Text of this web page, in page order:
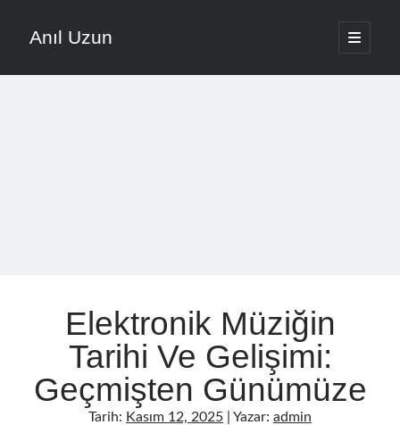
Anıl Uzun
ana
menüyü
Yan
Vokal Ses Kısılması Nasıl Önlenir Etkili Yöntemler
Evde Şarkı Kaydı Kurulumu Düşük Bütçeyle Nasıl Yapılır
Müzikte Motivasyon Kaybını Önleme Yöntemleri
Şarkı Yazma Teknikleri İçin Söz Ve Melodi Sıralaması
Müzik Yeteneği Sonradan Gelişir Mi Ve Nasıl Geliştirilir
Elektronik Müziğin
Tarihi Ve Gelişimi:
Geçmişten Günümüze
Tarih: Kasım 12, 2025 | Yazar: admin